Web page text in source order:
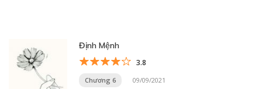
Định Mệnh
3.8
Chương 6 09/09/2021